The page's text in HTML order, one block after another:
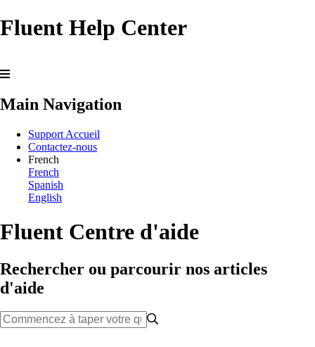
Fluent Help Center
Main Navigation
Support Accueil
Contactez-nous
French
French
Spanish
English
Fluent Centre d'aide
Rechercher ou parcourir nos articles
d'aide